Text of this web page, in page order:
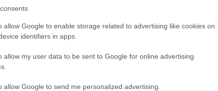
allow Google to enable storage related to advertising like cookies on
identifiers in apps.
allow my user data to be sent to Google for online advertising
allow Google to send me personalized advertising.
mentre
emotiva.
promesse per gli appassionati di esclusive.
i fan di Xbox, non mancheranno titoli da
prossimi lanci è fondamentale.